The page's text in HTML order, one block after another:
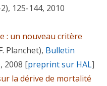
125-144, 2010
: un nouveau critère
Planchet), Bulletin
2008 [preprint sur HAL]
la dérive de mortalité